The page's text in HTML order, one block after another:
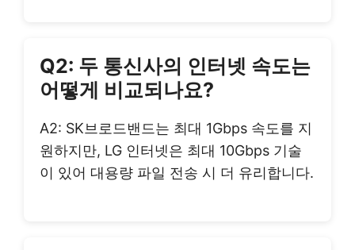
Q2: 두 통신사의 인터넷 속도는
어떻게 비교되나요?
A2: SK브로드밴드는 최대 1Gbps 속도를 지
원하지만, LG 인터넷은 최대 10Gbps 기술
이 있어 대용량 파일 전송 시 더 유리합니다.